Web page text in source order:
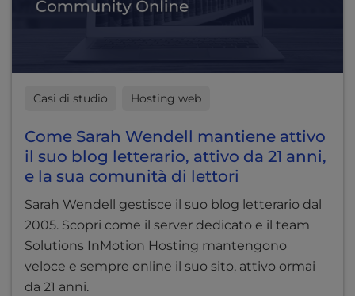
Casi di studio Hosting web
Come Sarah Wendell mantiene attivo
il suo blog letterario, attivo da 21 anni,
e la sua comunità di lettori
Sarah Wendell gestisce il suo blog letterario dal
2005. Scopri come il server dedicato e il team
Solutions InMotion Hosting mantengono
veloce e sempre online il suo sito, attivo ormai
da 21 anni.